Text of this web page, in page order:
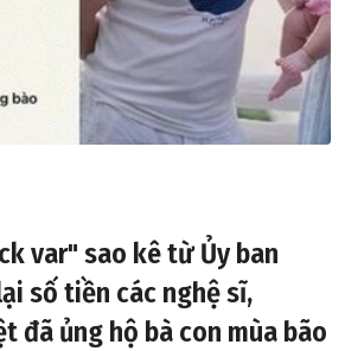
var" sao kê từ Ủy ban
số tiền các nghệ sĩ,
đã ủng hộ bà con mùa bão